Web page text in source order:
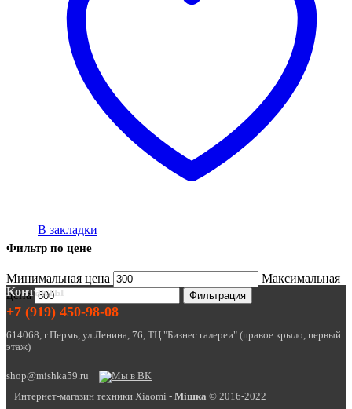
В закладки
Фильтр по цене
Минимальная цена
Максимальная
цена
Фильтрация
Контакты
+7 (919) 450-98-08
614068, г.Пермь, ул.Ленина, 76, ТЦ "Бизнес галереи" (правое крыло, первый
этаж)
shop@mishka59.ru
Интернет-магазин техники Xiaomi - Miшка © 2016-2022